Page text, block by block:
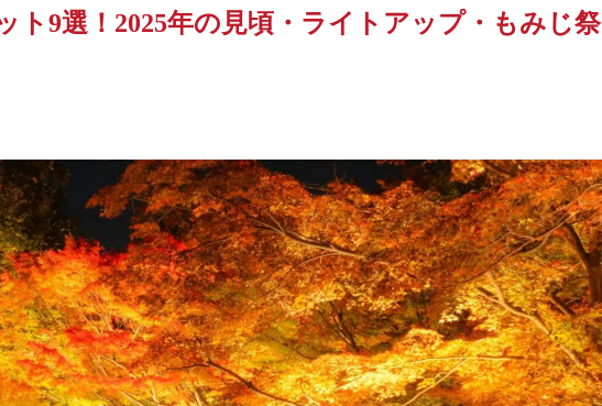
ト9選！2025年の見頃・ライトアップ・もみじ祭